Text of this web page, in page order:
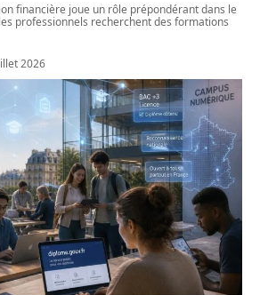
financière joue un rôle prépondérant dans le
professionnels recherchent des formations
2026